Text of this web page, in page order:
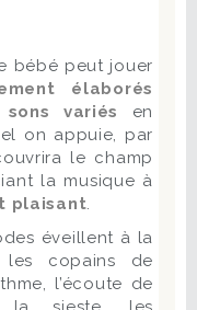
bébé peut jouer
élaborés
variés
en
on appuie, par
le champ
la musique à
plaisant.
éveillent à la
copains de
l’écoute de